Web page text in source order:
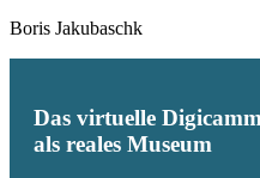
Boris Jakubaschk
Das virtuelle
als reales Museum